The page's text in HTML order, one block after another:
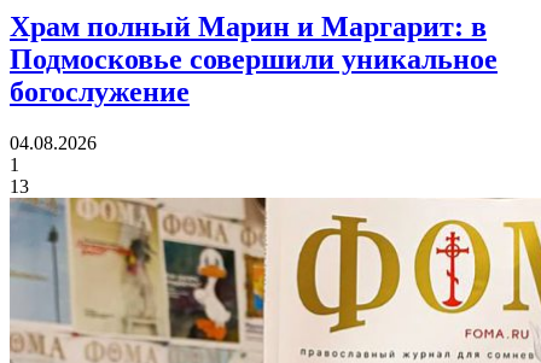
Храм полный Марин и Маргарит: в
Подмосковье совершили уникальное
богослужение
04.08.2026
1
13